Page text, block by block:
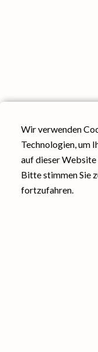
Wir verwenden
Technologien, um
auf dieser Website
Bitte stimmen Sie
fortzufahren.